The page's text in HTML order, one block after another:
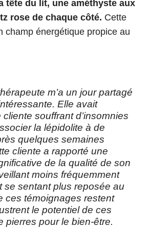
tête du lit, une améthyste aux
rose de chaque côté. Cette
champ énergétique propice au
m’a un jour partagé
Elle avait
souffrant d’insomnies
la lépidolite à de
quelques semaines
cliente a rapporté une
de la qualité de son
moins fréquemment
se sentant plus reposée au
ces témoignages restent
le potentiel de ces
pierres pour le bien-être.